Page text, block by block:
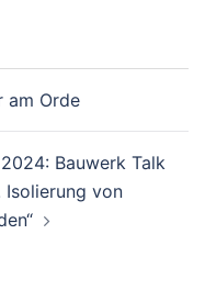
am Orde
Bauwerk Talk
Isolierung von